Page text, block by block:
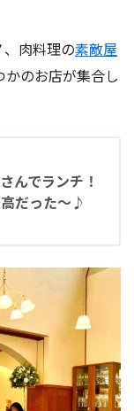
肉料理の素敵屋
のお店が集合し
んでランチ！
だった〜♪